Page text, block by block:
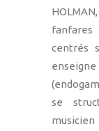
centrés
enseigne
se